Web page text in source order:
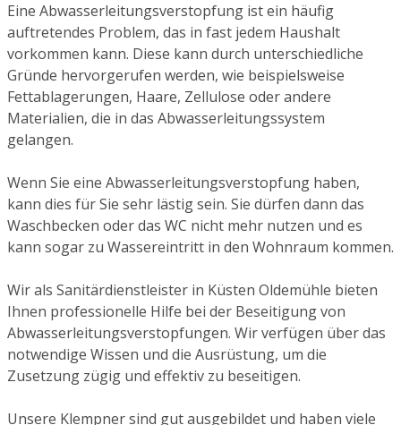
Eine Abwasserleitungsverstopfung ist ein häufig
auftretendes Problem, das in fast jedem Haushalt
vorkommen kann. Diese kann durch unterschiedliche
Gründe hervorgerufen werden, wie beispielsweise
Fettablagerungen, Haare, Zellulose oder andere
Materialien, die in das Abwasserleitungssystem
gelangen.
Wenn Sie eine Abwasserleitungsverstopfung haben,
kann dies für Sie sehr lästig sein. Sie dürfen dann das
Waschbecken oder das WC nicht mehr nutzen und es
kann sogar zu Wassereintritt in den Wohnraum kommen.
Wir als Sanitärdienstleister in Küsten Oldemühle bieten
Ihnen professionelle Hilfe bei der Beseitigung von
Abwasserleitungsverstopfungen. Wir verfügen über das
notwendige Wissen und die Ausrüstung, um die
Zusetzung zügig und effektiv zu beseitigen.
Unsere Klempner sind gut ausgebildet und haben viele